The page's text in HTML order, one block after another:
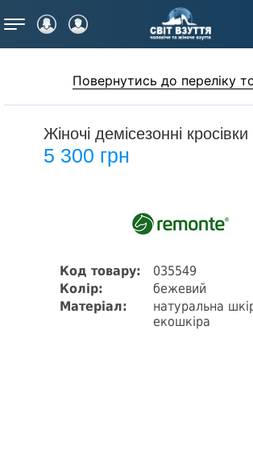
Меню
Повернутись до переліку
Жіночі демісезонні
5 300 грн
Код товару:
035549
Колір:
бежевий
Матеріал:
натуральна
екошкіра